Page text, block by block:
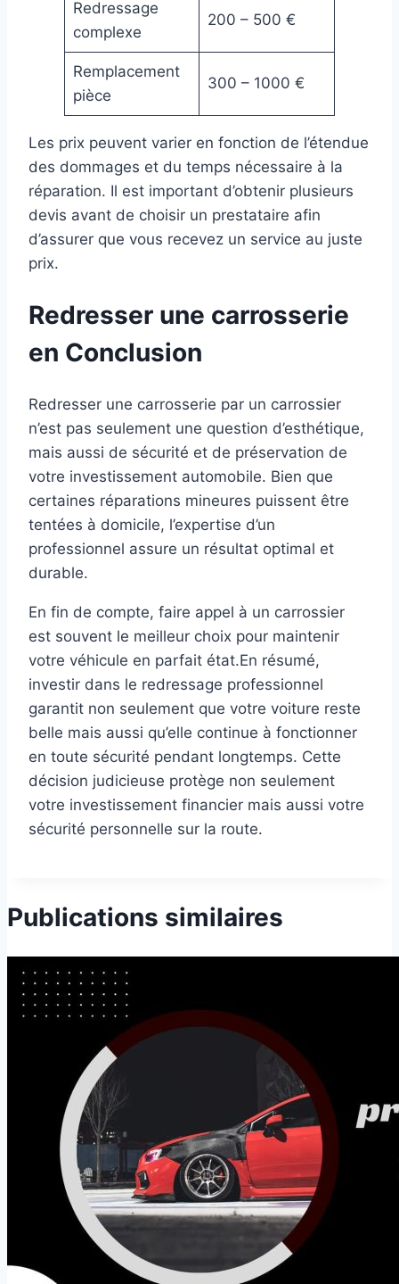
Redressage
complexe
200 – 500 €
Remplacement
pièce
300 – 1000 €
Les prix peuvent varier en fonction de l’étendue
des dommages et du temps nécessaire à la
réparation. Il est important d’obtenir plusieurs
devis avant de choisir un prestataire afin
d’assurer que vous recevez un service au juste
prix.
Redresser une carrosserie
en Conclusion
Redresser une carrosserie par un carrossier
n’est pas seulement une question d’esthétique,
mais aussi de sécurité et de préservation de
votre investissement automobile. Bien que
certaines réparations mineures puissent être
tentées à domicile, l’expertise d’un
professionnel assure un résultat optimal et
durable.
En fin de compte, faire appel à un carrossier
est souvent le meilleur choix pour maintenir
votre véhicule en parfait état.En résumé,
investir dans le redressage professionnel
garantit non seulement que votre voiture reste
belle mais aussi qu’elle continue à fonctionner
en toute sécurité pendant longtemps. Cette
décision judicieuse protège non seulement
votre investissement financier mais aussi votre
sécurité personnelle sur la route.
Publications similaires